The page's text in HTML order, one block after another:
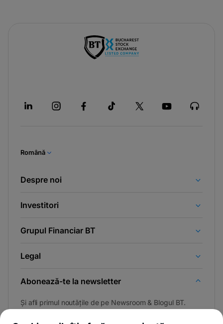
Română
Despre noi
Investitori
Grupul Financiar BT
Legal
Abonează-te la newsletter
Și afli primul noutățile de pe Newsroom & Blogul BT.